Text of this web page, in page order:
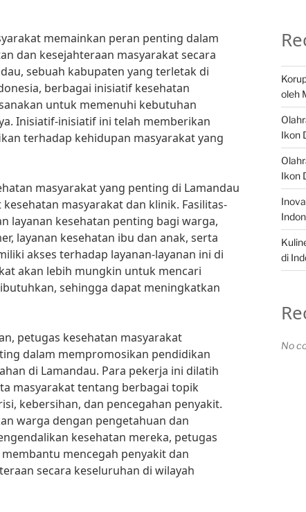
memainkan peran penting dalam
dan kesejahteraan masyarakat secara
sebuah kabupaten yang terletak di
berbagai inisiatif kesehatan
untuk memenuhi kebutuhan
Inisiatif-inisiatif ini telah memberikan
terhadap kehidupan masyarakat yang
masyarakat yang penting di Lamandau
masyarakat dan klinik. Fasilitas-
layanan kesehatan penting bagi warga,
layanan kesehatan ibu dan anak, serta
akses terhadap layanan-layanan ini di
akan lebih mungkin untuk mencari
sehingga dapat meningkatkan
petugas kesehatan masyarakat
dalam mempromosikan pendidikan
di Lamandau. Para pekerja ini dilatih
masyarakat tentang berbagai topik
kebersihan, dan pencegahan penyakit.
warga dengan pengetahuan dan
kesehatan mereka, petugas
mencegah penyakit dan
secara keseluruhan di wilayah
oleh
Ikon
Ikon
di
No